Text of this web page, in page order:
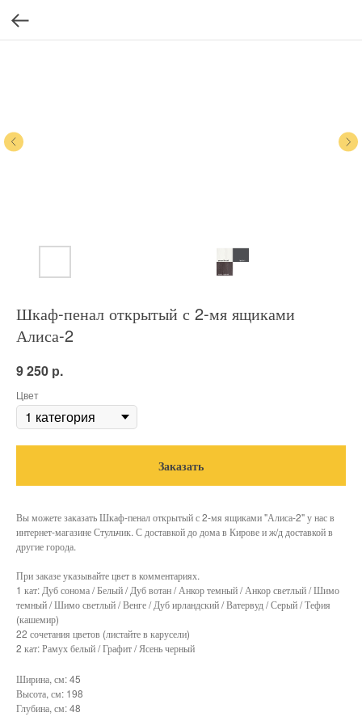
Шкаф-пенал открытый с 2-мя ящиками
Алиса-2
9 250 р.
Цвет
Заказать
Вы можете заказать Шкаф-пенал открытый с 2-мя ящиками "Алиса-2" у нас в
интернет-магазине Стульчик. С доставкой до дома в Кирове и ж/д доставкой в
другие города.
При заказе указывайте цвет в комментариях.
1 кат: Дуб сонома / Белый / Дуб вотан / Анкор темный / Анкор светлый / Шимо
темный / Шимо светлый / Венге / Дуб ирландский / Ватервуд / Серый / Тефия
(кашемир)
22 сочетания цветов (листайте в карусели)
2 кат: Рамух белый / Графит / Ясень черный
Ширина, см: 45
Высота, см: 198
Глубина, см: 48